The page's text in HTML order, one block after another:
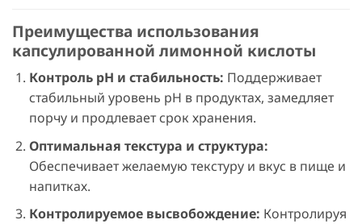
Преимущества использования
капсулированной лимонной кислоты
Контроль pH и стабильность: Поддерживает
стабильный уровень pH в продуктах, замедляет
порчу и продлевает срок хранения.
Оптимальная текстура и структура:
Обеспечивает желаемую текстуру и вкус в пище и
напитках.
Контролируемое высвобождение: Контролируя